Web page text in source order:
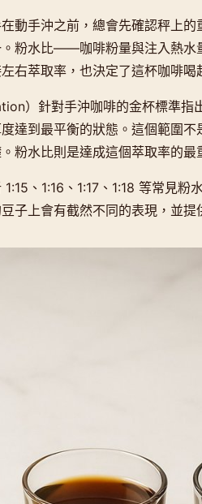
動手沖之前，總會先確認秤上
。粉水比——咖啡粉量與注入熱
右萃取率，也決定了這杯咖啡喝
）針對手沖咖啡的金杯標準指
達到最平衡的狀態。這個範圍不
粉水比則是達成這個萃取率的最
、1:16、1:17、1:18 等常見粉
子上會有截然不同的表現，並提